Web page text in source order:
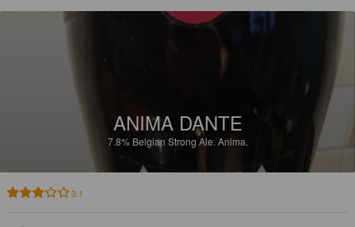
ANIMA DANTE
7.8% Belgian Strong Ale. Anima.
3.1